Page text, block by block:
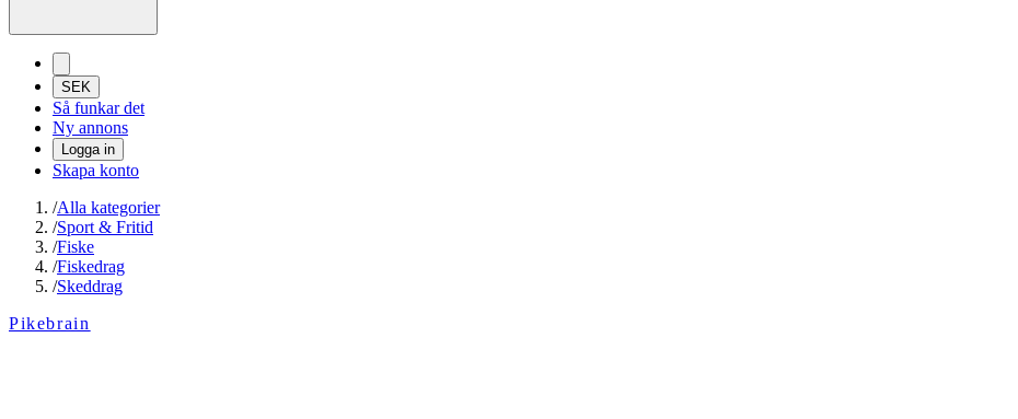
SEK
Så funkar det
Ny annons
Logga in
Skapa konto
/Alla kategorier
/Sport & Fritid
/Fiske
/Fiskedrag
/Skeddrag
Pikebrain